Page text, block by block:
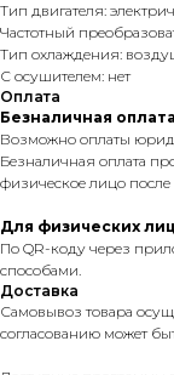
Тип двигателя:
Частотный
Тип охлаждения:
С осушителем: нет
Оплата
Безналичная оплата
Возможно оплаты
Безналичная оплата
физическое лицо
Для физических лиц
По QR-коду через
способами.
Доставка
Самовывоз товара
согласованию может